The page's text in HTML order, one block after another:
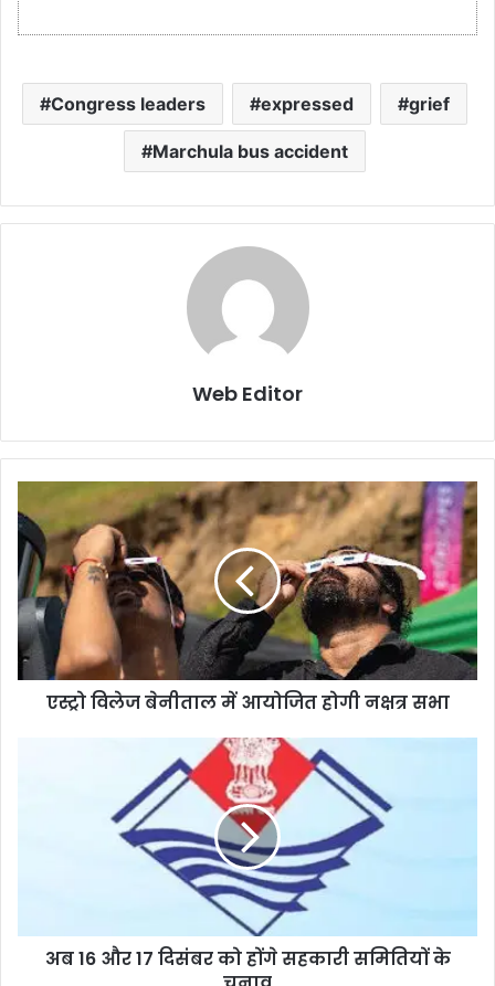
Congress leaders expressed grief
Marchula bus accident
Web Editor
एस्ट्रो विलेज बेनीताल में आयोजित होगी नक्षत्र सभा
अब 16 और 17 दिसंबर को होंगे सहकारी समितियों के